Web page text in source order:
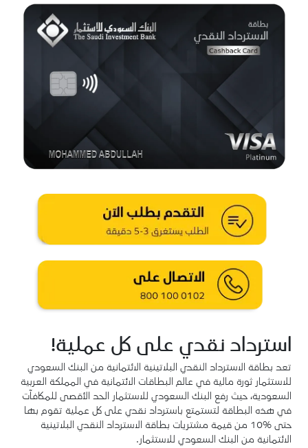
استرداد نقدي على كل عملية!
تعد بطاقة الاسترداد النقدي البلاتينية الائتمانية من البنك السعودي
للاستثمار ثورة مالية في عالم البطاقات الائتمانية في المملكة العربية
السعودية، حيث رفع البنك السعودي للاستثمار الحد الأقصى للمكافآت
في هذه البطاقة لتستمتع باسترداد نقدي على كل عملية تقوم بها
حتى %10 من قيمة مشتريات بطاقة الاسترداد النقدي البلاتينية
الائتمانية من البنك السعودي للاستثمار.